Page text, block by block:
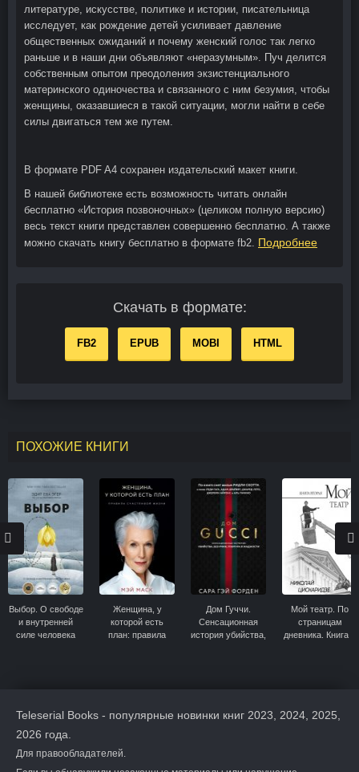
литературе, искусстве, политике и истории, писательница
исследует, как рождение детей усиливает давление
общественных ожиданий и почему женский голос так легко
раньше и в наши дни объявляют «неразумным». Пуч делится
собственным опытом преодоления экзистенциального
материнского одиночества и связанного с ним безумия, чтобы
женщины, оказавшиеся в такой ситуации, могли найти в себе
силы двигаться тем же путем.
В формате PDF A4 сохранен издательский макет книги.
В нашей библиотеке есть возможность читать онлайн
бесплатно «История позвоночных» (целиком полную версию)
весь текст книги представлен совершенно бесплатно. А также
можно скачать книгу бесплатно в формате fb2. Подробнее
Скачать в формате:
FB2 EPUB MOBI HTML
ПОХОЖИЕ КНИГИ
Выбор. О свободе
и внутренней
силе человека
Женщина, у
которой есть
план: правила
Дом Гуччи.
Сенсационная
история убийства,
Мой театр. По
страницам
дневника. Книга II
Teleserial Books - популярные новинки книг 2023, 2024, 2025,
2026 года.
Для правообладателей.